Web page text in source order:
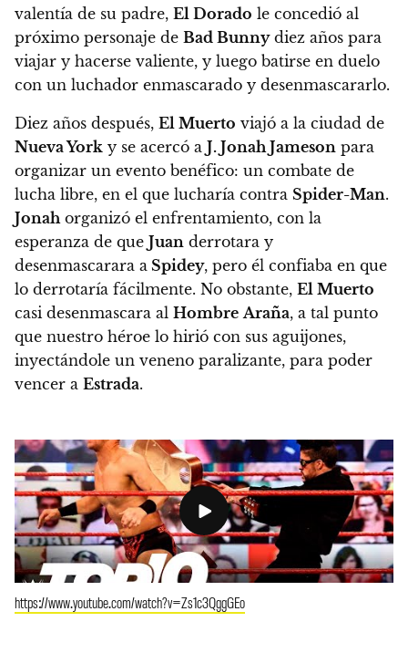
valentía de su padre, El Dorado le concedió al
próximo personaje de Bad Bunnydiez años para
viajar y hacerse valiente, y luego batirse en duelo
con un luchador enmascarado y desenmascararlo.
Diez años después, El Muerto viajó a la ciudad de
Nueva York y se acercó a J. Jonah Jameson para
organizar un evento benéfico: un combate de
lucha libre, en el que lucharía contra Spider-Man.
Jonah organizó el enfrentamiento, con la
esperanza de que Juan derrotara y
desenmascarara a Spidey, pero él confiaba en que
lo derrotaría fácilmente. No obstante, El Muerto
casi desenmascara al Hombre Araña, a tal punto
que nuestro héroe lo hirió con sus aguijones,
inyectándole un veneno paralizante, para poder
vencer a Estrada.
https://www.youtube.com/watch?v=Zs1c3QggGEo